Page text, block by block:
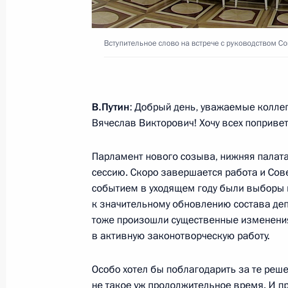
Встреча с главным раввином России
Федерации еврейских общин
28 декабря 2016 года, 13:40 Москва, Кремль
21 декабря 2016 года, среда
Встреча с руководством Совета
21 декабря 2016 года, 20:30 Москва, Кремль
19 декабря 2016 года, понедельник
19 декабря 2016 года, 19:15 Москва, Кремль
Вступительное слово на встрече с руководством
В.Путин: Добрый день, уважаемые
Вячеслав Викторович! Хочу всех
Парламент нового созыва, нижняя
сессию. Скоро завершается работа и
событием в уходящем году были выборы
к значительному обновлению состава
тоже произошли существенные
в активную законотворческую работу.
Особо хотел бы поблагодарить за те
не такое уж продолжительное время. И